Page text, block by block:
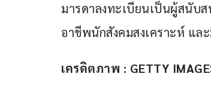
มารดาลงทะเบียนเป็นผู้สนับ
อาชีพนักสังคมสงเคราะห์ แล
เครดิตภาพ : GETTY